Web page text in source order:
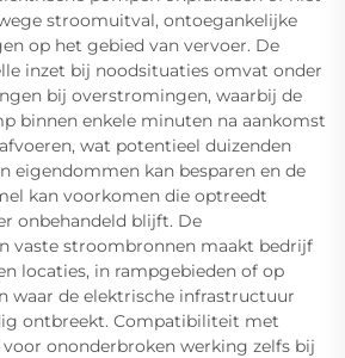
stroomuitval, ontoegankelijke
op het gebied van vervoer. De
inzet bij noodsituaties omvat onder
bij overstromingen, waarbij de
binnen enkele minuten na aankomst
wat potentieel duizenden
eigendommen kan besparen en de
kan voorkomen die optreedt
onbehandeld blijft. De
vaste stroombronnen maakt bedrijf
locaties, in rampgebieden of op
waar de elektrische infrastructuur
ontbreekt. Compatibiliteit met
ononderbroken werking zelfs bij